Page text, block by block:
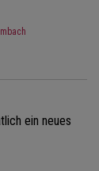
ein neues